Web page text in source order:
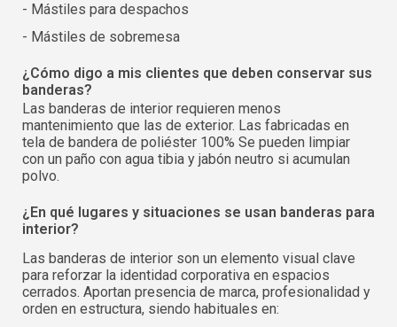
- Mástiles para despachos
- Mástiles de sobremesa
¿Cómo digo a mis clientes que deben conservar sus
banderas?
Las banderas de interior requieren menos
mantenimiento que las de exterior. Las fabricadas en
tela de bandera de poliéster 100% Se pueden limpiar
con un paño con agua tibia y jabón neutro si acumulan
polvo.
¿En qué lugares y situaciones se usan banderas para
interior?
Las banderas de interior son un elemento visual clave
para reforzar la identidad corporativa en espacios
cerrados. Aportan presencia de marca, profesionalidad y
orden en estructura, siendo habituales en: